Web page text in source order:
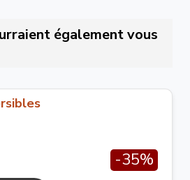
également vous
-35%